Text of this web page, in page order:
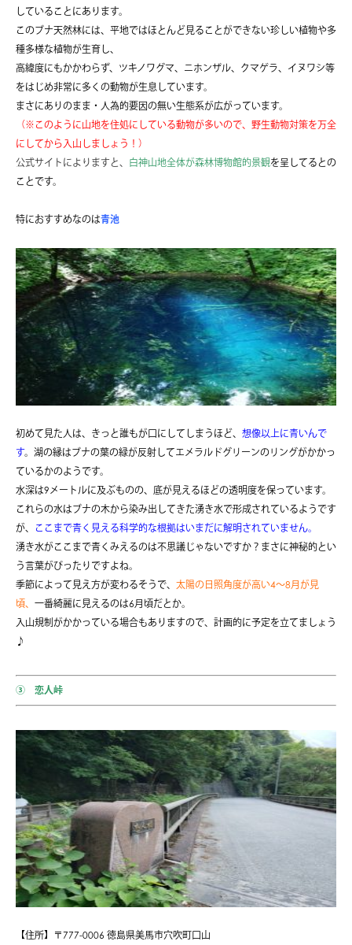
していることにあります。
このブナ天然林には、平地ではほとんど見ることができない珍しい植物や多
種多様な植物が生育し、
高緯度にもかかわらず、ツキノワグマ、ニホンザル、クマゲラ、イヌワシ等
をはじめ非常に多くの動物が生息しています。
まさにありのまま・人為的要因の無い生態系が広がっています。
（※このように山地を住処にしている動物が多いので、野生動物対策を万全
にしてから入山しましょう！）
公式サイトによりますと、 白神山地全体が森林博物館的景観を呈してるとの
ことです。
特におすすめなのは青池
初めて見た人は、きっと誰もが口にしてしまうほど、 想像以上に青いんで
す。湖の縁はブナの葉の緑が反射してエメラルドグリーンのリングがかかっ
ているかのようです。
水深は9メートルに及ぶものの、底が見えるほどの透明度を保っています。
これらの水はブナの木から染み出してきた湧き水で形成されているようです
が、
ここまで青く見える科学的な根拠はいまだに解明されていません。
湧き水がここまで青くみえるのは不思議じゃないですか？まさに神秘的とい
う言葉がぴったりですよね。
季節によって見え方が変わるそうで、 太陽の日照角度が高い4～8月が見
頃、 一番綺麗に見えるのは6月頃だとか。
入山規制がかかっている場合もありますので、計画的に予定を立てましょう
♪
③ 恋人峠
【住所】〒777-0006 徳島県美馬市穴吹町口山